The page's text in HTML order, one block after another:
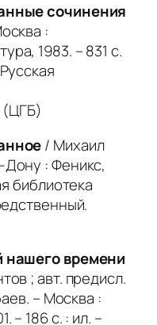
сочинения
:
1983. – 831 с.
/ Михаил
: Феникс,
библиотека
времени
; авт. предисл.
– Москва :
– 186 с. : ил. –